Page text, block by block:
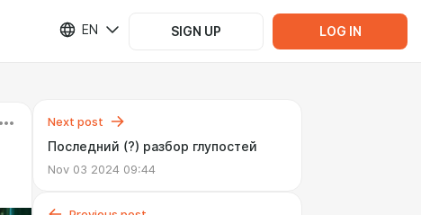
EN SIGN UP LOG IN
Next post
Последний (?) разбор глупостей
Nov 03 2024 09:44